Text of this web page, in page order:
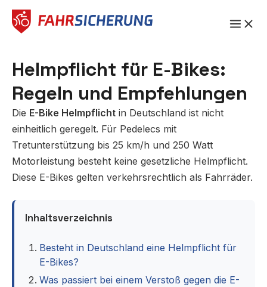
Zum
Inhalt
Helmpflicht für E-Bikes:
Regeln und Empfehlungen
Die E-Bike Helmpflicht in Deutschland ist nicht
einheitlich geregelt. Für Pedelecs mit
Tretunterstützung bis 25 km/h und 250 Watt
Motorleistung besteht keine gesetzliche Helmpflicht.
Diese E-Bikes gelten verkehrsrechtlich als Fahrräder.
Inhaltsverzeichnis
Besteht in Deutschland eine Helmpflicht für
E-Bikes?
Was passiert bei einem Verstoß gegen die E-